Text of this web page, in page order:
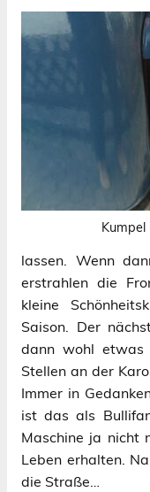
lassen. Wenn
erstrahlen die
kleine
Saison. Der
dann wohl etwas
Stellen an der
Immer in
ist das als
Maschine ja nicht
Leben erhalten.
die Straße…